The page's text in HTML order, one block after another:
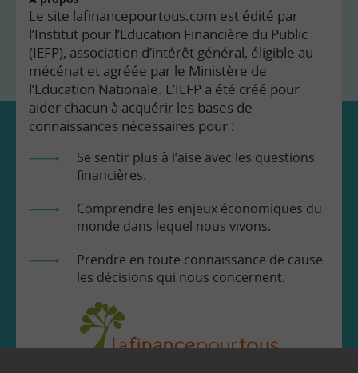
Le site lafinancepourtous.com est édité par
l’Institut pour l’Education Financière du Public
(IEFP), association d’intérêt général, éligible au
mécénat et agréée par le Ministère de
l’Education Nationale. L’IEFP a été créé pour
aider chacun à acquérir les bases de
connaissances nécessaires pour :
Se sentir plus à l’aise avec les questions
financières.
Comprendre les enjeux économiques du
monde dans lequel nous vivons.
Prendre en toute connaissance de cause
les décisions qui nous concernent.